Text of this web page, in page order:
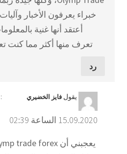
خبراء يعرفون الأخبار
أعتقد أنها غنية
تعرف منها أكثر مما كنت
رد
يقول فايز الخضيري :
15.09.2020 الساعة 02:39